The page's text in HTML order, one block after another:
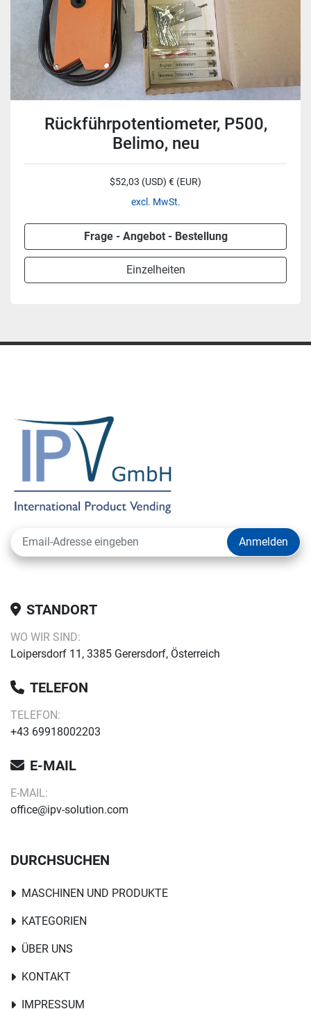
Rückführpotentiometer, P500,
Belimo, neu
$52,03 (USD) € (EUR)
excl. MwSt.
Frage - Angebot - Bestellung
Einzelheiten
Anmelden
STANDORT
WO WIR SIND:
Loipersdorf 11, 3385 Gerersdorf, Österreich
TELEFON
TELEFON:
+43 69918002203
E-MAIL
E-MAIL:
office@ipv-solution.com
DURCHSUCHEN
MASCHINEN UND PRODUKTE
KATEGORIEN
ÜBER UNS
KONTAKT
IMPRESSUM